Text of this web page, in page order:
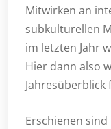
Mitwirken an
subkulturellen
im letzten Jahr
Hier dann also
Jahresüberblick
Erschienen